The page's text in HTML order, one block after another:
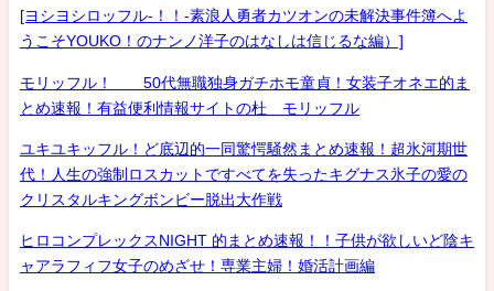
[ヨシヨシロッフル-！！-素浪人勇者カツオンの未解決事件簿へよ
うこそYOUKO！のナンノ洋子のはなしは信じるな編）]
モリッフル！ 50代無職独身ガチホモ童貞！女装子オネエ的ま
とめ速報！有益便利情報サイトの杜 モリッフル
ユキユキッフル！ど底辺的一同驚愕騒然まとめ速報！超氷河期世
代！人生の強制ロスカットですべてを失ったキグナス氷子の愛の
クリスタルキングボンビー脱出大作戦
ヒロコンプレックスNIGHT 的まとめ速報！！子供が欲しいど陰キ
ャアラフィフ女子のめざせ！専業主婦！婚活計画編